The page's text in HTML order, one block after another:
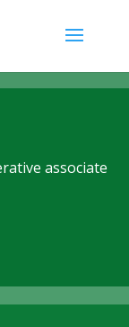
associate